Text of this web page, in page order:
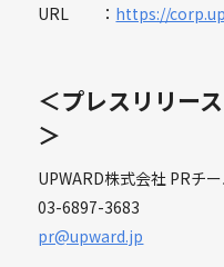
URL ： https://
＜プレスリリー
＞
UPWARD株式会社 PRチ
03-6897-3683
pr@upward.jp